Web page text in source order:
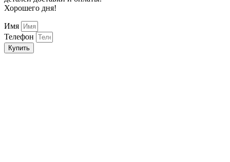
Хорошего дня!
Имя
Телефон
Купить